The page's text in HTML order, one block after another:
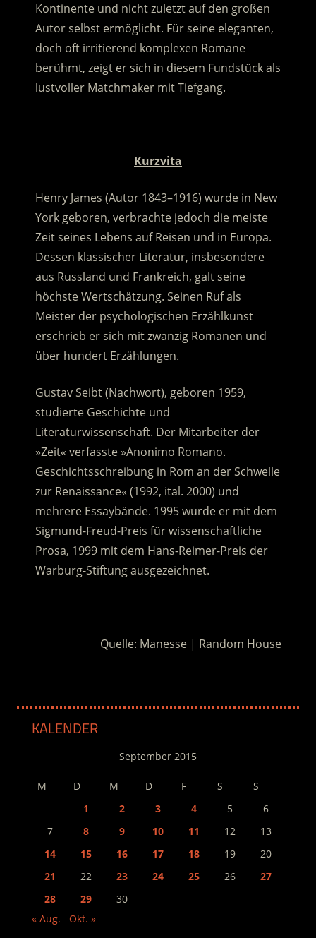
Kontinente und nicht zuletzt auf den großen
Autor selbst ermöglicht. Für seine eleganten,
doch oft irritierend komplexen Romane
berühmt, zeigt er sich in diesem Fundstück als
lustvoller Matchmaker mit Tiefgang.
Kurzvita
Henry James (Autor 1843–1916) wurde in New
York geboren, verbrachte jedoch die meiste
Zeit seines Lebens auf Reisen und in Europa.
Dessen klassischer Literatur, insbesondere
aus Russland und Frankreich, galt seine
höchste Wertschätzung. Seinen Ruf als
Meister der psychologischen Erzählkunst
erschrieb er sich mit zwanzig Romanen und
über hundert Erzählungen.
Gustav Seibt (Nachwort), geboren 1959,
studierte Geschichte und
Literaturwissenschaft. Der Mitarbeiter der
»Zeit« verfasste »Anonimo Romano.
Geschichtsschreibung in Rom an der Schwelle
zur Renaissance« (1992, ital. 2000) und
mehrere Essaybände. 1995 wurde er mit dem
Sigmund-Freud-Preis für wissenschaftliche
Prosa, 1999 mit dem Hans-Reimer-Preis der
Warburg-Stiftung ausgezeichnet.
Quelle: Manesse | Random House
KALENDER
September 2015
M D M D F S
S
1
2 3 4 5
6
7
8 9 10 11 12
13
14
15 16 17 18 19
20
21
22 23 24 25 26
27
28
29
30
« Aug.
Okt. »